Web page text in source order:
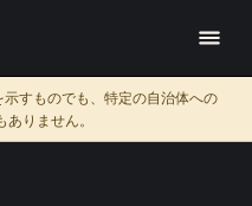
すものでも、特定の自治体への
りません。